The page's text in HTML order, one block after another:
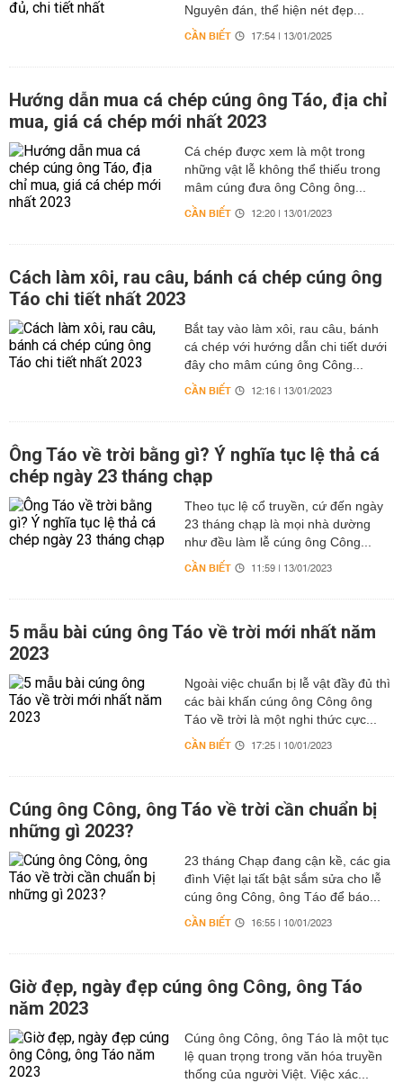
Nguyên đán, thể hiện nét đẹp...
CẦN BIẾT 17:54 | 13/01/2025
Hướng dẫn mua cá chép cúng ông Táo, địa chỉ
mua, giá cá chép mới nhất 2023
Cá chép được xem là một trong
những vật lễ không thể thiếu trong
mâm cúng đưa ông Công ông...
CẦN BIẾT 12:20 | 13/01/2023
Cách làm xôi, rau câu, bánh cá chép cúng ông
Táo chi tiết nhất 2023
Bắt tay vào làm xôi, rau câu, bánh
cá chép với hướng dẫn chi tiết dưới
đây cho mâm cúng ông Công...
CẦN BIẾT 12:16 | 13/01/2023
Ông Táo về trời bằng gì? Ý nghĩa tục lệ thả cá
chép ngày 23 tháng chạp
Theo tục lệ cổ truyền, cứ đến ngày
23 tháng chạp là mọi nhà dường
như đều làm lễ cúng ông Công...
CẦN BIẾT 11:59 | 13/01/2023
5 mẫu bài cúng ông Táo về trời mới nhất năm
2023
Ngoài việc chuẩn bị lễ vật đầy đủ thì
các bài khấn cúng ông Công ông
Táo về trời là một nghi thức cực...
CẦN BIẾT 17:25 | 10/01/2023
Cúng ông Công, ông Táo về trời cần chuẩn bị
những gì 2023?
23 tháng Chạp đang cận kề, các gia
đình Việt lại tất bật sắm sửa cho lễ
cúng ông Công, ông Táo để báo...
CẦN BIẾT 16:55 | 10/01/2023
Giờ đẹp, ngày đẹp cúng ông Công, ông Táo
năm 2023
Cúng ông Công, ông Táo là một tục
lệ quan trọng trong văn hóa truyền
thống của người Việt. Việc xác...